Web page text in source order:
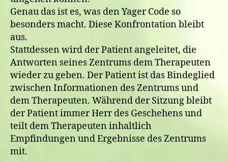
Genau das ist es, was den Yager Code so
besonders macht. Diese Konfrontation bleibt
aus.
Stattdessen wird der Patient angeleitet, die
Antworten seines Zentrums dem Therapeuten
wieder zu geben. Der Patient ist das Bindeglied
zwischen Informationen des Zentrums und
dem Therapeuten. Während der Sitzung bleibt
der Patient immer Herr des Geschehens und
teilt dem Therapeuten inhaltlich
Empfindungen und Ergebnisse des Zentrums
mit.